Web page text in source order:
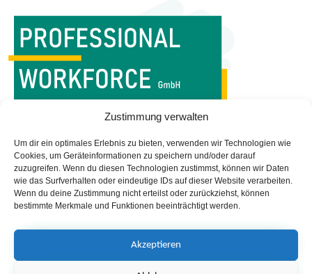
Zustimmung verwalten
Um dir ein optimales Erlebnis zu bieten, verwenden wir Technologien wie
Cookies, um Geräteinformationen zu speichern und/oder darauf
zuzugreifen. Wenn du diesen Technologien zustimmst, können wir Daten
wie das Surfverhalten oder eindeutige IDs auf dieser Website verarbeiten.
Wenn du deine Zustimmung nicht erteilst oder zurückziehst, können
bestimmte Merkmale und Funktionen beeinträchtigt werden.
Akzeptieren
WORKFORCE MANAGEMENT
Startseite
Managed Services
Leistungen
Portfolio
Impressum
Datenschutz
Newsletter
Professional Workforce GmbH